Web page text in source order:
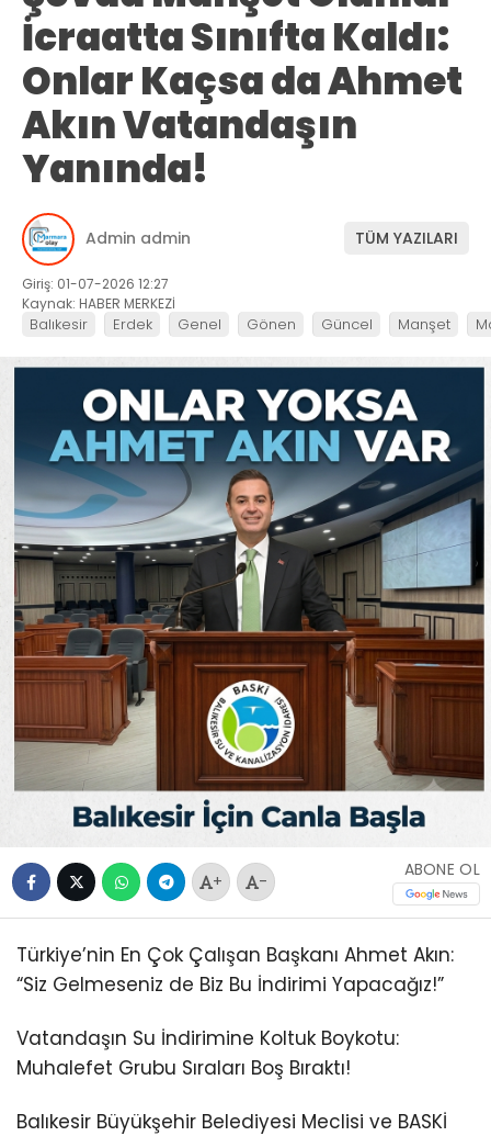
İcraatta Sınıfta Kaldı:
Onlar Kaçsa da Ahmet
Akın Vatandaşın
Yanında!
Admin admin TÜM YAZILARI
Giriş: 01-07-2026 12:27
Kaynak: HABER MERKEZİ
Balıkesir Erdek Genel Gönen Güncel Manşet
+ -
ABONE OL
Türkiye’nin En Çok Çalışan Başkanı Ahmet Akın:
“Siz Gelmeseniz de Biz Bu İndirimi Yapacağız!”
Vatandaşın Su İndirimine Koltuk Boykotu:
Muhalefet Grubu Sıraları Boş Bıraktı!
Balıkesir Büyükşehir Belediyesi Meclisi ve BASKİ